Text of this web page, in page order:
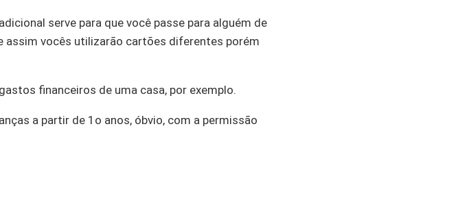
serve para que você passe para alguém de
assim vocês utilizarão cartões diferentes porém
financeiros de uma casa, por exemplo.
a partir de 1o anos, óbvio, com a permissão